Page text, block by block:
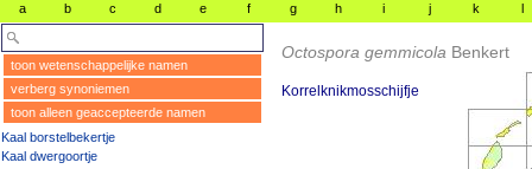
a b c d e f g h i j k l
toon wetenschappelijke namen
verberg synoniemen
toon alleen geaccepteerde namen
Kaal borstelbekertje
Kaal dwergoortje
Octospora gemmicola Benkert
Korrelknikmosschijfje